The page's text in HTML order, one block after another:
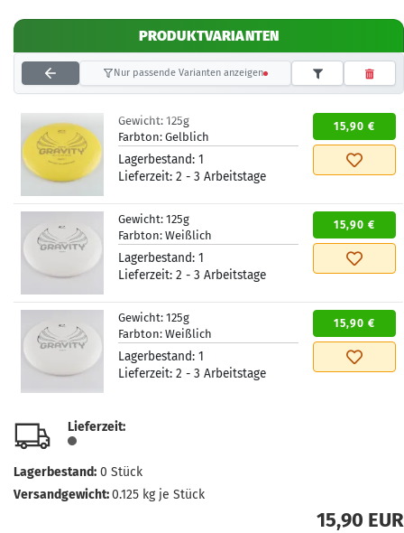
PRODUKTVARIANTEN
Nur passende Varianten anzeigen
Gewicht: 125g
Farbton: Gelblich
Lagerbestand: 1
Lieferzeit: 2 - 3 Arbeitstage
15,90 €
Gewicht: 125g
Farbton: Weißlich
Lagerbestand: 1
Lieferzeit: 2 - 3 Arbeitstage
15,90 €
Gewicht: 125g
Farbton: Weißlich
Lagerbestand: 1
Lieferzeit: 2 - 3 Arbeitstage
15,90 €
Lieferzeit:
Lagerbestand: 0 Stück
Versandgewicht:0.125 kg je Stück
15,90 EUR